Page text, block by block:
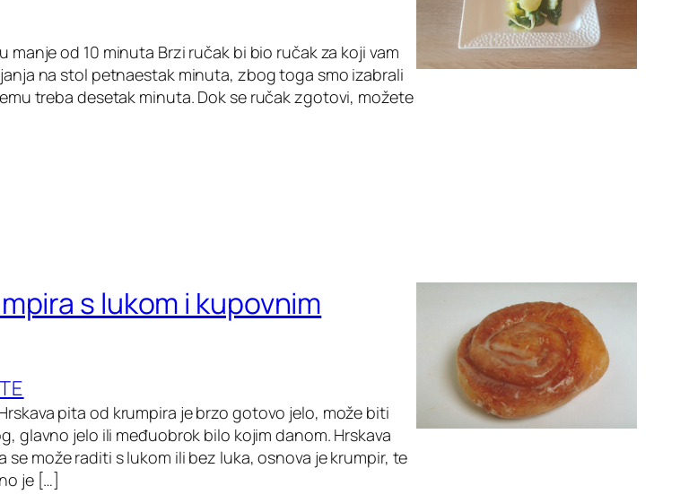
manje od 10 minuta Brzi ručak bi bio ručak za koji vam
na stol petnaestak minuta, zbog toga smo izabrali
treba desetak minuta. Dok se ručak zgotovi, možete
s lukom i kupovnim
pita od krumpira je brzo gotovo jelo, može biti
glavno jelo ili međuobrok bilo kojim danom. Hrskava
može raditi s lukom ili bez luka, osnova je krumpir, te
je […]